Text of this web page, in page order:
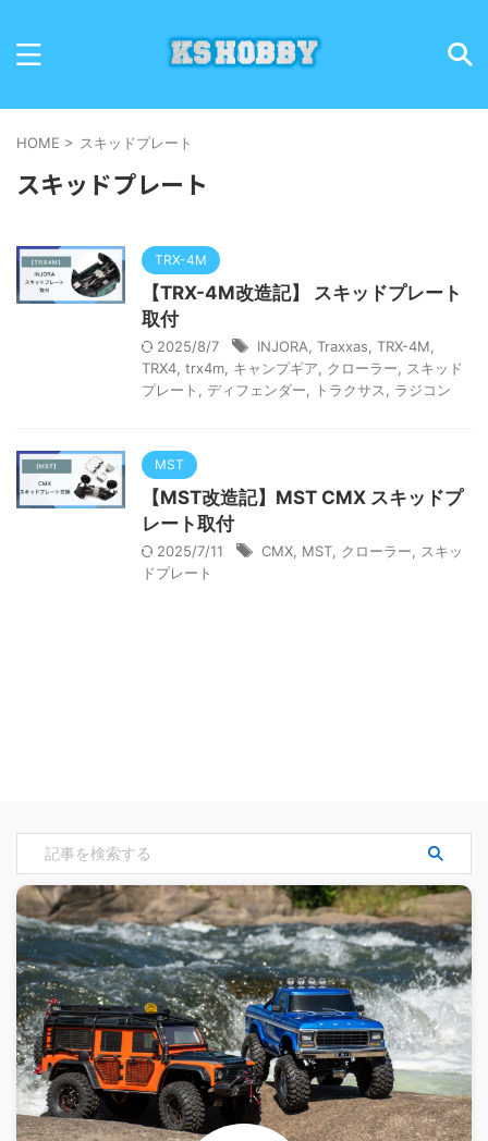
HOME > スキッドプレート
スキッドプレート
TRX-4M
【TRX-4M改造記】 スキッドプレート
取付
2025/8/7 INJORA Traxxas TRX-4M
TRX4 trx4m キャンプギア クローラー
スキッド
プレート
ディフェンダー トラクサス ラジコン
MST
【MST改造記】MST CMX スキッドプ
レート取付
2025/7/11 CMX MST クローラー
スキッ
ドプレート